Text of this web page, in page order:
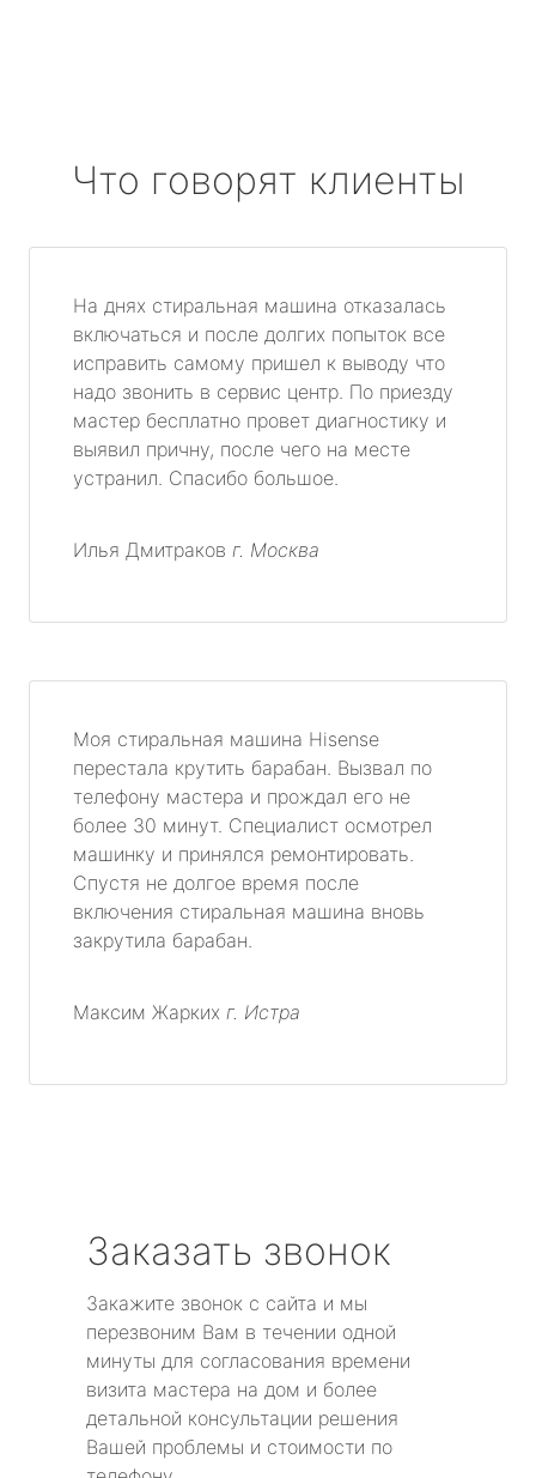
Что говорят клиенты
На днях стиральная машина отказалась
включаться и после долгих попыток все
исправить самому пришел к выводу что
надо звонить в сервис центр. По приезду
мастер бесплатно провет диагностику и
выявил причну, после чего на месте
устранил. Спасибо большое.
Илья Дмитраков г. Москва
Моя стиральная машина Hisense
перестала крутить барабан. Вызвал по
телефону мастера и прождал его не
более 30 минут. Специалист осмотрел
машинку и принялся ремонтировать.
Спустя не долгое время после
включения стиральная машина вновь
закрутила барабан.
Максим Жарких г. Истра
Заказать звонок
Закажите звонок с сайта и мы
перезвоним Вам в течении одной
минуты для согласования времени
визита мастера на дом и более
детальной консультации решения
Вашей проблемы и стоимости по